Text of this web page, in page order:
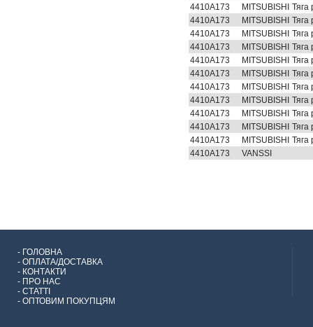
4410A173
MITSUBISHI
Тяга
4410A173
MITSUBISHI
Тяга
4410A173
MITSUBISHI
Тяга
4410A173
MITSUBISHI
Тяга
4410A173
MITSUBISHI
Тяга
4410A173
MITSUBISHI
Тяга
4410A173
MITSUBISHI
Тяга
4410A173
MITSUBISHI
Тяга
4410A173
MITSUBISHI
Тяга
4410A173
MITSUBISHI
Тяга
4410A173
MITSUBISHI
Тяга
4410A173
VANSSI
- ГОЛОВНА
- ОПЛАТА/ДОСТАВКА
- КОНТАКТИ
- ПРО НАС
- СТАТТІ
- ОПТОВИМ ПОКУПЦЯМ